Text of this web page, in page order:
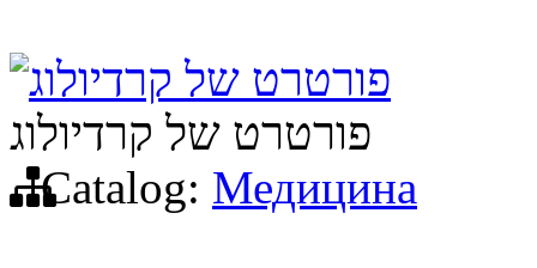
פורטרט של קרדיולוג
פורטרט של קרדיולוג
Catalog: Медицина